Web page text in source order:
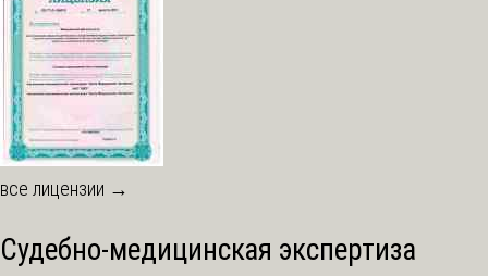
все лицензии →
Судебно-медицинская экспертиза